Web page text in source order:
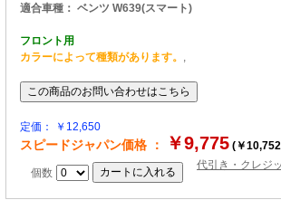
適合車種： ベンツ W639(スマート)
フロント用
カラーによって種類があります。 ,
定価： ￥12,650
スピードジャパン価格 ： ￥9,775 (￥
個数
代引き・クレジ